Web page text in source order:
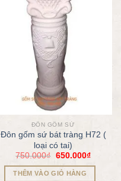
ĐÔN GỐM SỨ
Đôn gốm sứ bát tràng H72 (
loại có tai)
750.000₫ 650.000₫
THÊM VÀO GIỎ HÀNG